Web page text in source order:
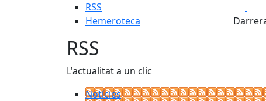
RSS
Hemeroteca
RSS
L'actualitat a un clic
Notícies